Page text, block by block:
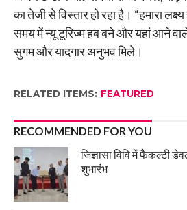
का तेजी से विस्तार हो रहा है। “हमारा
समय में न्यू टूरिज्म हब बने और यहां आने वाले
सुगम और यादगार अनुभव मिले।
RELATED ITEMS: FEATURED
RECOMMENDED FOR YOU
जिज्ञासा विवि में फैकल्टी
शुभारंभ